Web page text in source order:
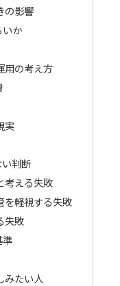
の影響
か
用の考え方
実
判断
考える失敗
を軽視する失敗
失敗
準
みたい人